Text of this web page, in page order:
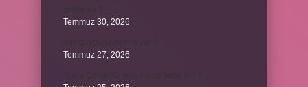
Temmuz 30, 2026
Temmuz 27, 2026